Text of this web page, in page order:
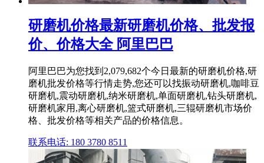
研磨机价格最新研磨机价格、批发报
价、价格大全 阿里巴巴
阿里巴巴为您找到2,079,682个今日最新的研磨机价格,研
磨机批发价格等行情走势,您还可以找振动研磨机,咖啡豆
研磨机,震动研磨机,纳米研磨机,单面研磨机,钻头研磨机,
研磨机家用,离心研磨机,篮式研磨机,三辊研磨机市场价
格、批发价格等相关产品的价格信息。
联系电话: 180 3780 8511